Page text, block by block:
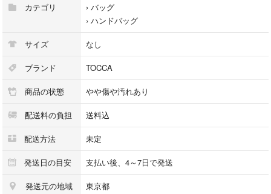
横 : 約 27 cm
ハンドル : 本体まで 約 14 cm (撮影時の採寸)
[カラー]
千鳥格子
■外ポケット：マグネットボタンタイプ×1
ウール×レザー
カテゴリ
› バッグ
› ハンドバッグ
サイズ なし
ブランド TOCCA
商品の状態 やや傷や汚れあり
配送料の負担 送料込
配送方法 未定
発送日の目安 支払い後、4～7日で発送
発送元の地域 東京都